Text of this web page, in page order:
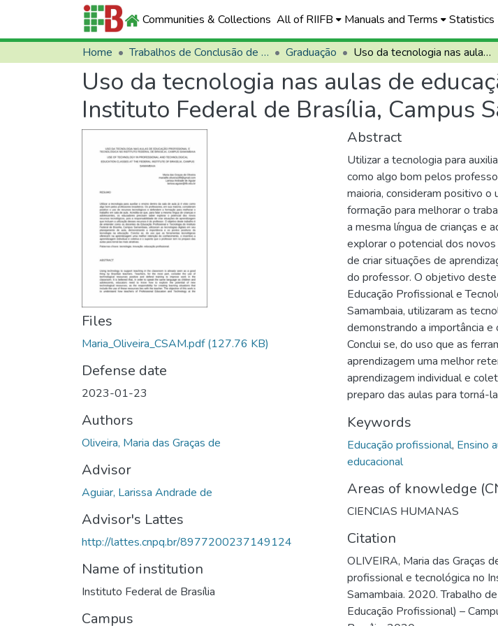
Communities & Collections All of RIIFB Manuals and Terms Statistics
Home Trabalhos de Conclusão de Curso (TCCs) Graduação Uso da tecnologia nas aulas de educação profissional e tecnológica no Instituto Federal de Brasília, Campus Samambaia
Uso da tecnologia nas aulas de
Instituto Federal de Brasília, Campus
Files
Maria_Oliveira_CSAM.pdf(127.76 KB)
Defense date
2023-01-23
Authors
Oliveira, Maria das Graças de
Advisor
Aguiar, Larissa Andrade de
Advisor's Lattes
http://lattes.cnpq.br/8977200237149124
Name of institution
Instituto Federal de Brasília
Campus
Abstract
Utilizar a tecnologia para
como algo bom pelos
maioria, consideram positivo
formação para melhorar o
a mesma língua de crianças e
explorar o potencial dos
de criar situações de
do professor. O objetivo
Educação Profissional e
Samambaia, utilizaram as
demonstrando a importância
Conclui se, do uso que as
aprendizagem uma melhor
aprendizagem individual e
preparo das aulas para torná-
Keywords
Educação profissional, Ensino
educacional
Areas of knowledge
CIENCIAS HUMANAS
Citation
OLIVEIRA, Maria das Graças
profissional e tecnológica no
Samambaia. 2020. Trabalho
Educação Profissional) –